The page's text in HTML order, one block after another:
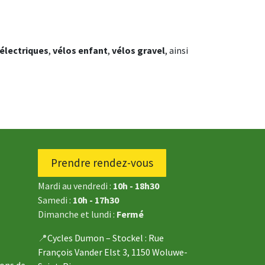
, vélos enfant, vélos gravel, ainsi
Prendre rendez-vous
Mardi au vendredi : 10h - 18h30
Samedi : 10h - 17h30
Dimanche et lundi : Fermé
📍Cycles Dumon – Stockel : Rue
François Vander Elst 3, 1150 Woluwe-